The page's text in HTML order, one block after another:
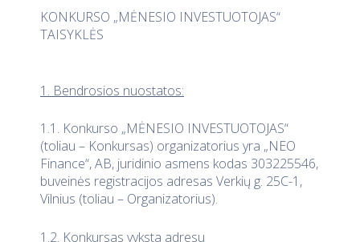
KONKURSO „MĖNESIO INVESTUOTOJAS“
TAISYKLĖS
1. Bendrosios nuostatos:
1.1. Konkurso „MĖNESIO INVESTUOTOJAS“
(toliau – Konkursas) organizatorius yra „NEO
Finance“, AB, juridinio asmens kodas 303225546,
buveinės registracijos adresas Verkių g. 25C-1,
Vilnius (toliau – Organizatorius).
1.2. Konkursas vyksta adresu